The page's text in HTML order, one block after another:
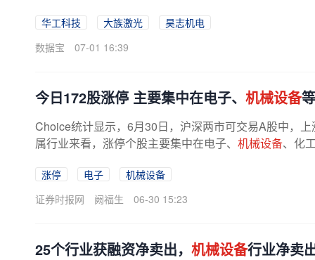
华工科技 大族激光
昊志机电
数据宝
07-01 16:39
今日172股涨停 主要集中在电子、 机械设备
Choice统计显示，6月30日，沪深两市可交易A股中，
属行业来看，涨停个股主要集中在电子、 机械设备、化
涨停 电子
机械设备
证券时报网
阙福生 06-30 15:23
25个行业获融资净卖出， 机械设备行业净卖